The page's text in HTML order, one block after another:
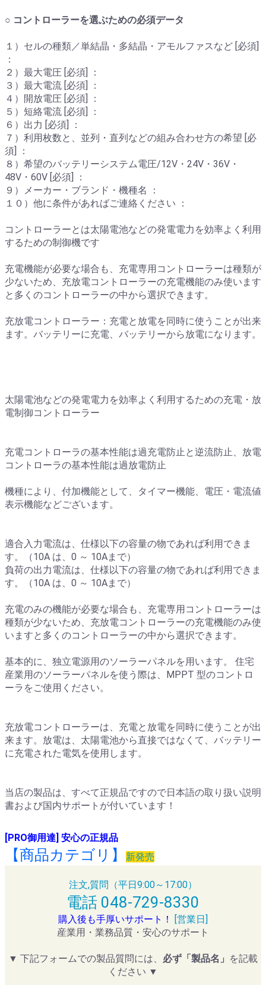
○ コントローラーを選ぶための必須データ
１）セルの種類／単結晶・多結晶・アモルファスなど [必須]
：
２）最大電圧 [必須] ：
３）最大電流 [必須] ：
４）開放電圧 [必須] ：
５）短絡電流 [必須] ：
６）出力 [必須] ：
７）利用枚数と、並列・直列などの組み合わせ方の希望 [必
須] ：
８）希望のバッテリーシステム電圧/12V・24V・36V・
48V・60V [必須] ：
９）メーカー・ブランド・機種名 ：
１０）他に条件があればご連絡ください ：
コントローラーとは太陽電池などの発電電力を効率よく利用
するための制御機です
充電機能が必要な場合も、充電専用コントローラーは種類が
少ないため、充放電コントローラーの充電機能のみ使います
と多くのコントローラーの中から選択できます。
充放電コントローラー：充電と放電を同時に使うことが出来
ます。バッテリーに充電、バッテリーから放電になります。
太陽電池などの発電電力を効率よく利用するための充電・放
電制御コントローラー
充電コントローラの基本性能は過充電防止と逆流防止、放電
コントローラの基本性能は過放電防止
機種により、付加機能として、タイマー機能、電圧・電流値
表示機能などございます。
適合入力電流は、仕様以下の容量の物であれば利用できま
す。（10A は、0 ～ 10Aまで）
負荷の出力電流は、仕様以下の容量の物であれば利用できま
す。（10A は、0 ～ 10Aまで）
充電のみの機能が必要な場合も、充電専用コントローラーは
種類が少ないため、充放電コントローラーの充電機能のみ使
いますと多くのコントローラーの中から選択できます。
基本的に、独立電源用のソーラーパネルを用います。 住宅
産業用のソーラーパネルを使う際は、MPPT 型のコントロ
ーラをご使用ください。
充放電コントローラーは、充電と放電を同時に使うことが出
来ます。放電は、太陽電池から直接ではなくて、バッテリー
に充電された電気を使用します。
当店の製品は、すべて正規品ですので日本語の取り扱い説明
書および国内サポートが付いています！
[PRO御用達] 安心の正規品
【商品カテゴリ】 新発売
注文,質問（平日9:00～17:00）
電話 048-729-8330
購入後も手厚いサポート！
[営業日]
産業用・業務品質・安心のサポート
▼ 下記フォームでの製品質問には、 必ず「製品名」 を記載
ください ▼